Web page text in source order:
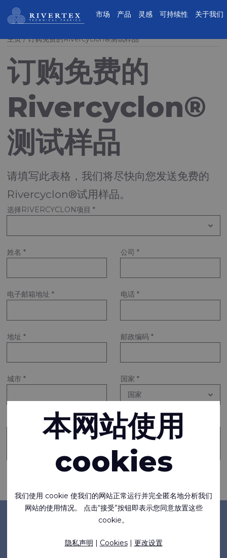
主页 订购免费的Rivercyclon®测试样品
订购免费的
Rivercyclon®
测试样品
请填写此表格，我们将尽快向您发送免费的
Rivercyclon®试用样品。
选择RIVERCYCLON项目 *
姓名 * 公司 *
电子邮箱地址 * 电话 *
地址 * 邮政编码 *
城市 * 国家 *
请描述您希望使用RIVERCYCLON®的应用程序 *
Rivertex技术面料集团 市场 产品 灵感 可持续性 关于我们
公司
关于我们
本网站使用
cookies
我们使用 cookie 使我们的网站正常运行并完全匿名地分析我们
网站的使用情况。 点击“接受”按钮即表示您同意放置这些
cookie。
隐私声明 | Cookies| 更改设置